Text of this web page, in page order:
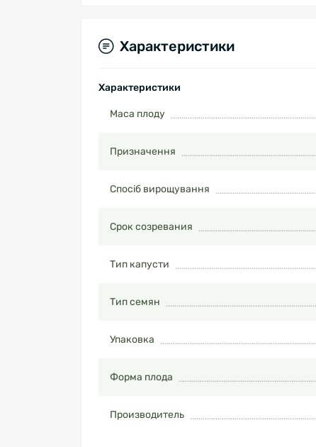
Характеристики
Характеристики
Маса плоду
Призначення
Спосіб вирощування
Срок созревания
Тип капусти
Тип семян
Упаковка
Форма плода
Производитель